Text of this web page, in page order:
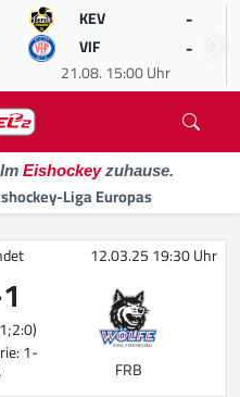
KEV -
VIF -
21.08. 15:00 Uhr
Eishockeyzuhause.
Liga Europas
12.03.25 19:30 Uhr
1
1-
FRB